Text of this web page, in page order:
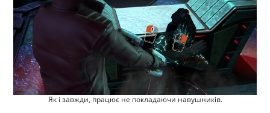
Як і завжди, працює не покладаючи навушників.